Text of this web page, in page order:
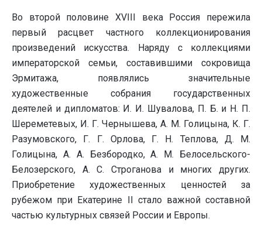
Во второй половине XVIII века Россия пережила
первый расцвет частного коллекционирования
произведений искусства. Наряду с коллекциями
императорской семьи, составившими сокровища
Эрмитажа, появлялись значительные
художественные собрания государственных
деятелей и дипломатов: И. И. Шувалова, П. Б. и Н. П.
Шереметевых, И. Г. Чернышева, А. М. Голицына, К. Г.
Разумовского, Г. Г. Орлова, Г. Н. Теплова, Д. М.
Голицына, А. А. Безбородко, А. М. Белосельского-
Белозерского, А. С. Строганова и многих других.
Приобретение художественных ценностей за
рубежом при Екатерине II стало важной составной
частью культурных связей России и Европы.